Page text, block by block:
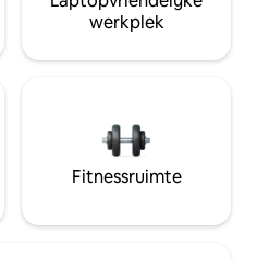
werkplek
Fitnessruimte